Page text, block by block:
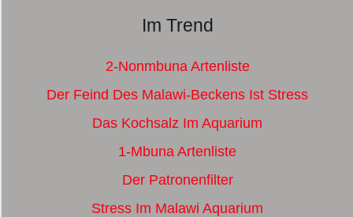
Im Trend
2-Nonmbuna Artenliste
Der Feind Des Malawi-Beckens Ist Stress
Das Kochsalz Im Aquarium
1-Mbuna Artenliste
Der Patronenfilter
Stress Im Malawi Aquarium